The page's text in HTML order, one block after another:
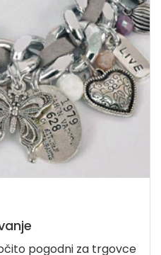
pogodni za trgovce